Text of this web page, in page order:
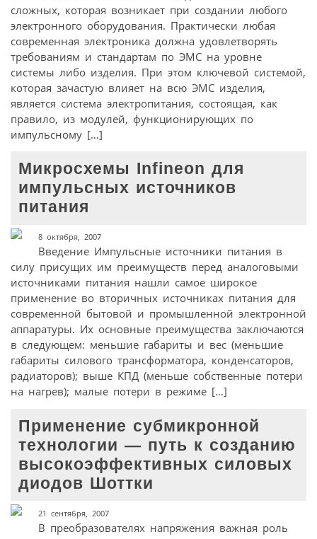
сложных, которая возникает при создании любого
электронного оборудования. Практически любая
современная электроника должна удовлетворять
требованиям и стандартам по ЭМС на уровне
системы либо изделия. При этом ключевой системой,
которая зачастую влияет на всю ЭМС изделия,
является система электропитания, состоящая, как
правило, из модулей, функционирующих по
импульсному […]
Микросхемы Infineon для
импульсных источников
питания
8 октября, 2007
Введение Импульсные источники питания в
силу присущих им преимуществ перед аналоговыми
источниками питания нашли самое широкое
применение во вторичных источниках питания для
современной бытовой и промышленной электронной
аппаратуры. Их основные преимущества заключаются
в следующем: меньшие габариты и вес (меньшие
габариты силового трансформатора, конденсаторов,
радиаторов); выше КПД (меньше собственные потери
на нагрев); малые потери в режиме […]
Применение субмикронной
технологии — путь к созданию
высокоэффективных силовых
диодов Шоттки
21 сентября, 2007
В преобразователях напряжения важная роль